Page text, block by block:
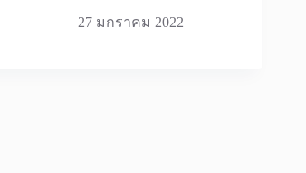
27 มกราคม 2022